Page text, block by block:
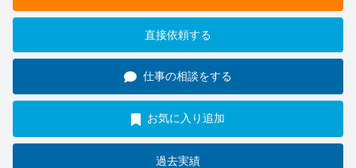
直接依頼する
仕事の相談をする
お気に入り追加
過去実績